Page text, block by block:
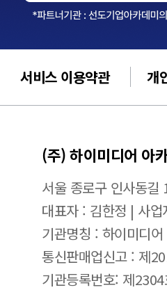
서비스 이용약관 개
(주) 하이미디어 아
서울 종로구 인사동길
대표자 : 김한정 | 사
기관명칭 : 하이미디어
통신판매업신고 : 제
기관등록번호: 제